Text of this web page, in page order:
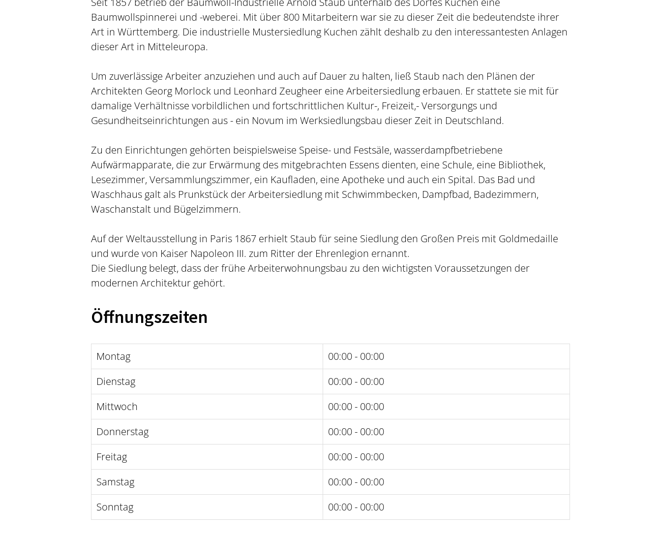
Baumwollspinnerei und -weberei. Mit über 800 Mitarbeitern war sie zu dieser Zeit die bedeutendste ihrer
Art in Württemberg. Die industrielle Mustersiedlung Kuchen zählt deshalb zu den interessantesten Anlagen
dieser Art in Mitteleuropa.
Um zuverlässige Arbeiter anzuziehen und auch auf Dauer zu halten, ließ Staub nach den Plänen der
Architekten Georg Morlock und Leonhard Zeugheer eine Arbeitersiedlung erbauen. Er stattete sie mit für
damalige Verhältnisse vorbildlichen und fortschrittlichen Kultur-, Freizeit,- Versorgungs und
Gesundheitseinrichtungen aus - ein Novum im Werksiedlungsbau dieser Zeit in Deutschland.
Zu den Einrichtungen gehörten beispielsweise Speise- und Festsäle, wasserdampfbetriebene
Aufwärmapparate, die zur Erwärmung des mitgebrachten Essens dienten, eine Schule, eine Bibliothek,
Lesezimmer, Versammlungszimmer, ein Kaufladen, eine Apotheke und auch ein Spital. Das Bad und
Waschhaus galt als Prunkstück der Arbeitersiedlung mit Schwimmbecken, Dampfbad, Badezimmern,
Waschanstalt und Bügelzimmern.
Auf der Weltausstellung in Paris 1867 erhielt Staub für seine Siedlung den Großen Preis mit Goldmedaille
und wurde von Kaiser Napoleon III. zum Ritter der Ehrenlegion ernannt.
Die Siedlung belegt, dass der frühe Arbeiterwohnungsbau zu den wichtigsten Voraussetzungen der
modernen Architektur gehört.
Öffnungszeiten
Montag
00:00 - 00:00
Dienstag
00:00 - 00:00
Mittwoch
00:00 - 00:00
Donnerstag
00:00 - 00:00
Freitag
00:00 - 00:00
Samstag
00:00 - 00:00
Sonntag
00:00 - 00:00